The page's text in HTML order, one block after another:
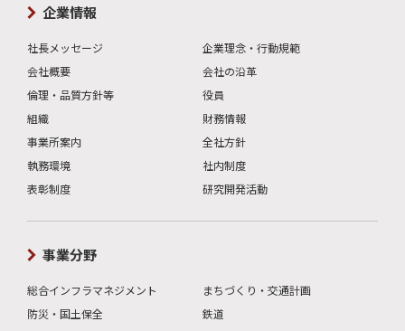
企業情報
社長メッセージ
企業理念・行動規範
会社概要
会社の沿革
倫理・品質方針等
役員
組織
財務情報
事業所案内
全社方針
執務環境
社内制度
表彰制度
研究開発活動
事業分野
総合インフラマネジメント
まちづくり・交通計画
防災・国土保全
鉄道